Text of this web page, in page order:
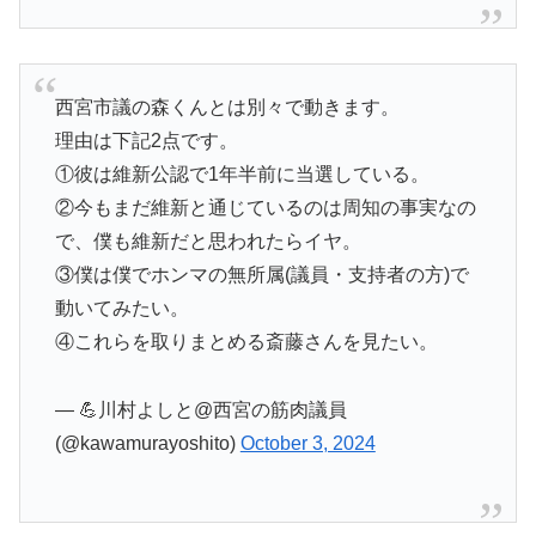
西宮市議の森くんとは別々で動きます。
理由は下記2点です。
①彼は維新公認で1年半前に当選している。
②今もまだ維新と通じているのは周知の事実なの
で、僕も維新だと思われたらイヤ。
③僕は僕でホンマの無所属(議員・支持者の方)で
動いてみたい。
④これらを取りまとめる斎藤さんを見たい。
— 💪川村よしと@西宮の筋肉議員
(@kawamurayoshito) October 3, 2024